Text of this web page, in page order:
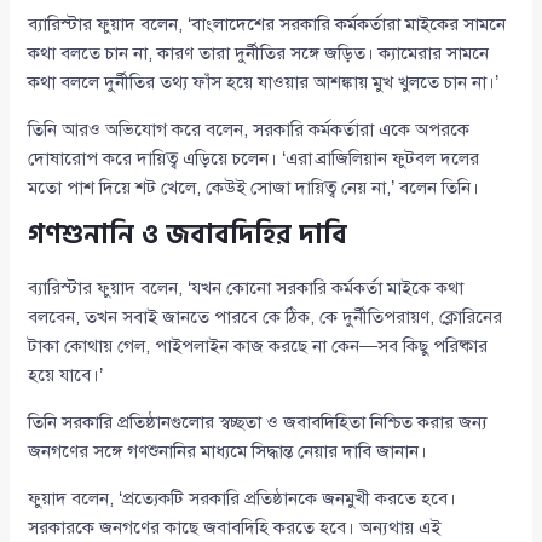
ব্যারিস্টার ফুয়াদ বলেন, ‘বাংলাদেশের সরকারি কর্মকর্তারা মাইকের সামনে
কথা বলতে চান না, কারণ তারা দুর্নীতির সঙ্গে জড়িত। ক্যামেরার সামনে
কথা বললে দুর্নীতির তথ্য ফাঁস হয়ে যাওয়ার আশঙ্কায় মুখ খুলতে চান না।’
তিনি আরও অভিযোগ করে বলেন, সরকারি কর্মকর্তারা একে অপরকে
দোষারোপ করে দায়িত্ব এড়িয়ে চলেন। ‘এরা ব্রাজিলিয়ান ফুটবল দলের
মতো পাশ দিয়ে শট খেলে, কেউই সোজা দায়িত্ব নেয় না,’ বলেন তিনি।
গণশুনানি ও জবাবদিহির দাবি
ব্যারিস্টার ফুয়াদ বলেন, ‘যখন কোনো সরকারি কর্মকর্তা মাইকে কথা
বলবেন, তখন সবাই জানতে পারবে কে ঠিক, কে দুর্নীতিপরায়ণ, ক্লোরিনের
টাকা কোথায় গেল, পাইপলাইন কাজ করছে না কেন—সব কিছু পরিষ্কার
হয়ে যাবে।’
তিনি সরকারি প্রতিষ্ঠানগুলোর স্বচ্ছতা ও জবাবদিহিতা নিশ্চিত করার জন্য
জনগণের সঙ্গে গণশুনানির মাধ্যমে সিদ্ধান্ত নেয়ার দাবি জানান।
ফুয়াদ বলেন, ‘প্রত্যেকটি সরকারি প্রতিষ্ঠানকে জনমুখী করতে হবে।
সরকারকে জনগণের কাছে জবাবদিহি করতে হবে। অন্যথায় এই